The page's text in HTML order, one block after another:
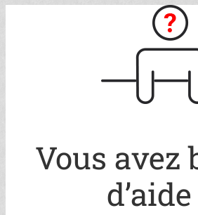
Vous avez
d’aide